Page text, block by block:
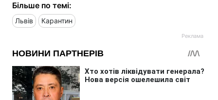
Більше по темі:
Львів Карантин